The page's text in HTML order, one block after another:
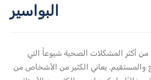
البواسير
أكثر المشكلات الصحية شيوعاً التي
يعاني الكثير من الأشخاص من